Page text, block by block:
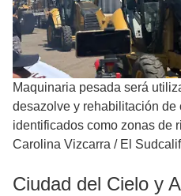
Maquinaria pesada será
desazolve y rehabilitación de
identificados como zonas de
Carolina Vizcarra / El
Ciudad del Cielo y